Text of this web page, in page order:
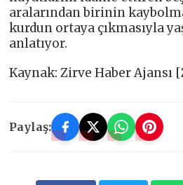
aralarından birinin
kurdun ortaya çıkmasıyla
anlatıyor.
Kaynak: Zirve Haber Ajansı [
Paylaş: